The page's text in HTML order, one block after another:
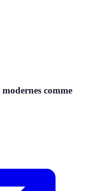
comme